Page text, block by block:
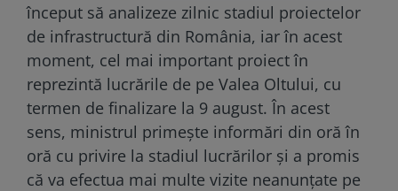
început să analizeze zilnic stadiul proiectelor
de infrastructură din România, iar în acest
moment, cel mai important proiect în
reprezintă lucrările de pe Valea Oltului, cu
termen de finalizare la 9 august. În acest
sens, ministrul primește informări din oră în
oră cu privire la stadiul lucrărilor și a promis
că va efectua mai multe vizite neanunțate pe